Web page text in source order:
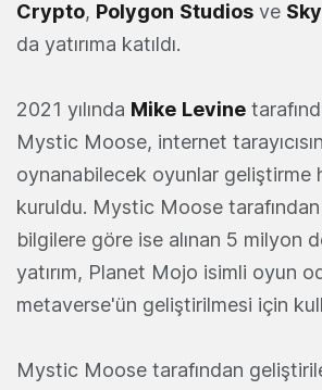
Crypto, Polygon Studios ve Sky
da yatırıma katıldı.
2021 yılında Mike Levine
Mystic Moose, internet
oynanabilecek oyunlar geliştirme
kuruldu. Mystic Moose tarafından
bilgilere göre ise alınan 5 milyon
yatırım, Planet Mojo isimli oyun
metaverse'ün geliştirilmesi için
Mystic Moose tarafından